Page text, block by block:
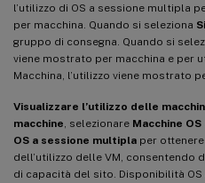
l’utilizzo di OS a sessione multipla
per macchina. Quando si seleziona
gruppo di consegna. Quando si
viene mostrato per macchina e per
Macchina, l’utilizzo viene mostrato
Visualizzare l’utilizzo delle
macchine , selezionare Macchine
OS a sessione multipla per
dell’utilizzo delle VM, consentendo
di capacità del sito. Disponibilità OS